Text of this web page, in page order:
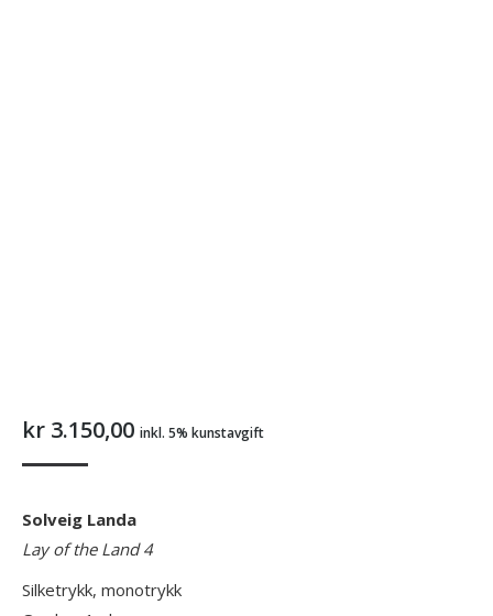
kr 3.150,00 inkl. 5% kunstavgift
Solveig Landa
Lay of the Land 4
Silketrykk, monotrykk